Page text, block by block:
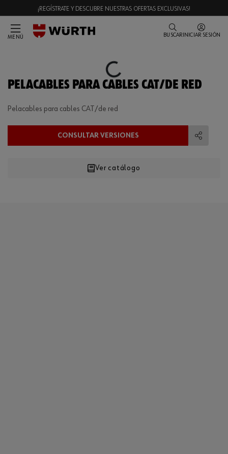
¡REGÍSTRATE Y DESCUBRE NUESTRAS OFERTAS EXCLUSIVAS!
MENÚ BUSCAR INICIAR SESIÓN
Loading...
PELACABLES PARA CABLES CAT/DE RED
Pelacables para cables CAT/de red
CONSULTAR VERSIONES
Ver catálogo